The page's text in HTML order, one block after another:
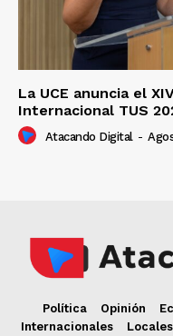
La UCE anuncia el
Internacional TUS
Atacando Digital -
Política Opinión
Internacionales
Locales